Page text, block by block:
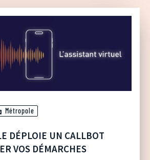
Métropole
DÉPLOIE UN CALLBOT
VOS DÉMARCHES